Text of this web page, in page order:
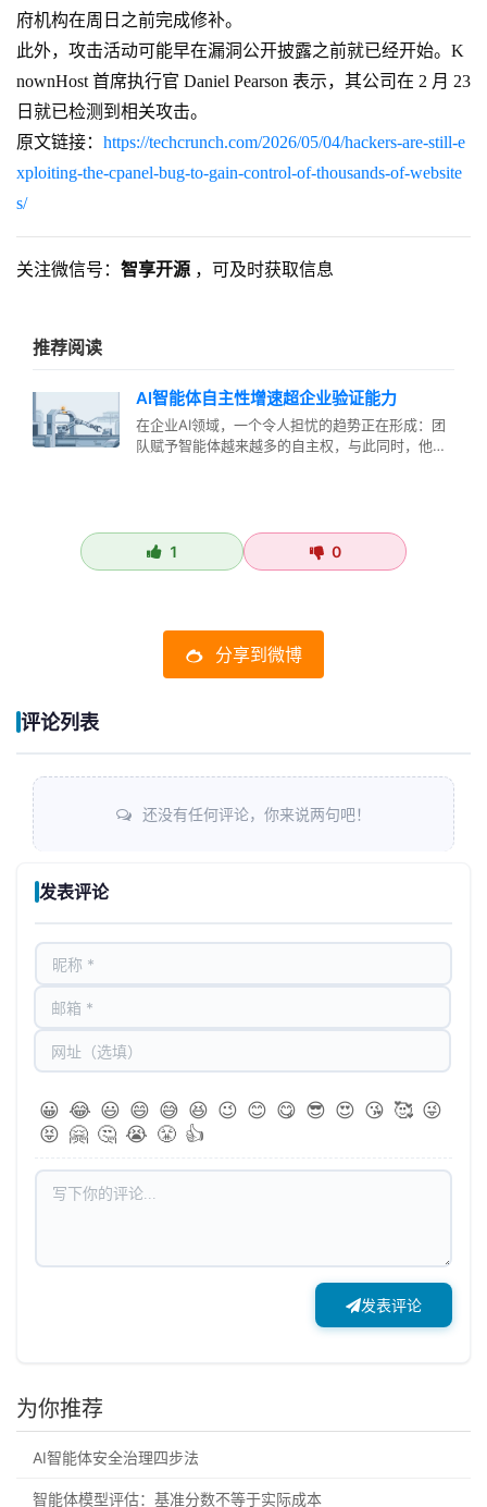
府机构在周日之前完成修补。
此外，攻击活动可能早在漏洞公开披露之前就已经开始。K
nownHost 首席执行官 Daniel Pearson 表示，其公司在 2 月 23
日就已检测到相关攻击。
原文链接： https://techcrunch.com/2026/05/04/hackers-are-still-e
xploiting-the-cpanel-bug-to-gain-control-of-thousands-of-website
s/
关注微信号： 智享开源 ，可及时获取信息
推荐阅读
AI智能体自主性增速超企业验证能力
在企业AI领域，一个令人担忧的趋势正在形成：团
队赋予智能体越来越多的自主权，与此同时，他们
1 0
分享到微博
评论列表
还没有任何评论，你来说两句吧！
发表评论
😀 😂 😃 😄 😅 😆 😉 😊 😋 😎 😍 😘 🥰 😜
😝 🤗 🤔 😭 😤 👍
发表评论
为你推荐
AI智能体安全治理四步法
智能体模型评估：基准分数不等于实际成本